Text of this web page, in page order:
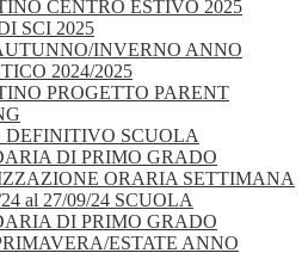
CENTRO ESTIVO 2025
SCI 2025
INVERNO ANNO
2024/2025
PROGETTO PARENT
DEFINITIVO SCUOLA
DI PRIMO GRADO
ORARIA SETTIMANA
al 27/09/24 SCUOLA
DI PRIMO GRADO
ESTATE ANNO